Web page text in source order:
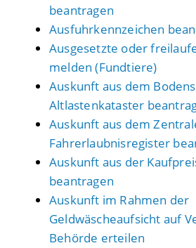
beantragen
Ausfuhrkennzeichen
Ausgesetzte oder
melden (Fundtiere)
Auskunft aus dem
Altlastenkataster
Auskunft aus dem
Fahrerlaubnisregister
Auskunft aus der
beantragen
Auskunft im Rahmen der
Geldwäscheaufsicht auf
Behörde erteilen